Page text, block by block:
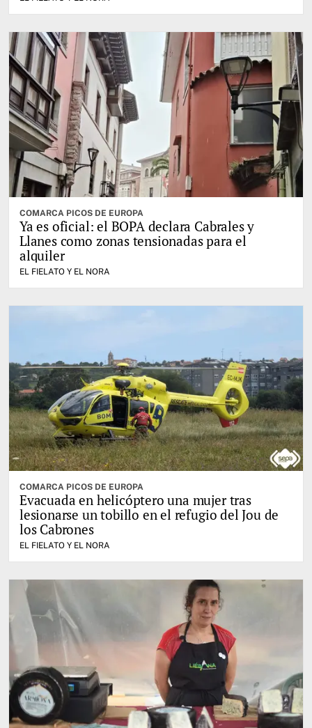
COMARCA PICOS DE EUROPA
Ya es oficial: el BOPA declara Cabrales y
Llanes como zonas tensionadas para el
alquiler
EL FIELATO Y EL NORA
COMARCA PICOS DE EUROPA
Evacuada en helicóptero una mujer tras
lesionarse un tobillo en el refugio del Jou de
los Cabrones
EL FIELATO Y EL NORA